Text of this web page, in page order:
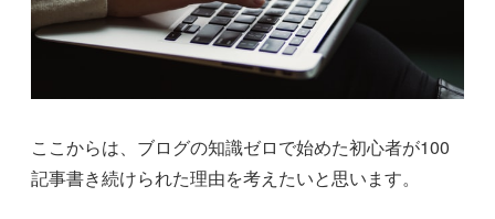
ここからは、ブログの知識ゼロで始めた初心者が100
記事書き続けられた理由を考えたいと思います。